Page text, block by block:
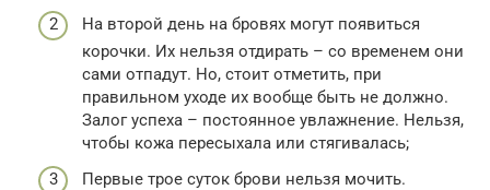
На второй день на бровях могут появиться
корочки. Их нельзя отдирать – со временем они
сами отпадут. Но, стоит отметить, при
правильном уходе их вообще быть не должно.
Залог успеха – постоянное увлажнение. Нельзя,
чтобы кожа пересыхала или стягивалась;
Первые трое суток брови нельзя мочить.